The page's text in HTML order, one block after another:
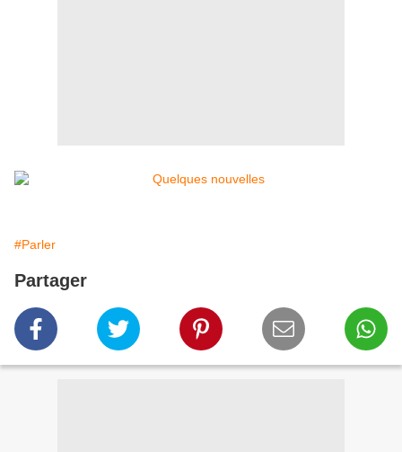
#Parler
Partager